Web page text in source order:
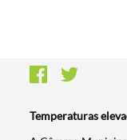
Temperaturas